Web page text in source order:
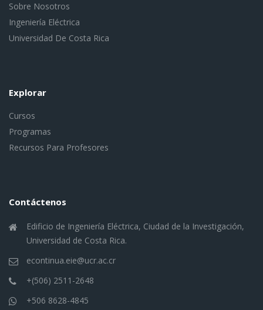
Sobre Nosotros
Ingeniería Eléctrica
Universidad De Costa Rica
Explorar
Cursos
Programas
Recursos Para Profesores
Contáctenos
Edificio de Ingeniería Eléctrica, Ciudad de la Investigación,
Universidad de Costa Rica.
econtinua.eie@ucr.ac.cr
+(506) 2511-2648
+506 8628-4845